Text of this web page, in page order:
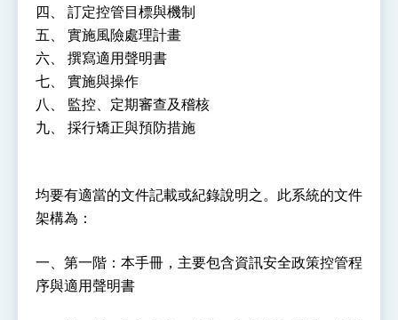
總統主持「台美經濟繁榮夥伴對話」記者會 說
明臺美合作三大戰略方向 盼與民主夥伴共同引
領 下一個世代的繁榮
外交部長林佳龍接受印尼「時代雜誌」專訪，闡
述印太安全局勢，籲深化台印尼半導體供應鏈合
作
外交部長林佳龍午宴歡迎美國聯邦參議員蓋耶哥
訪問團
外交部長林佳龍接見美國智庫「德國馬歇爾基金
會」訪問團一行，深化跨大西洋戰略夥伴關係
卓揆：臺美關稅談判階段性結果有助臺灣取得有
利戰略地位 全力支持「臺美對等貿易協定」簽署
外交部長林佳龍主持第35次「參與亞太經濟合作
策略小組」跨部會會議
民調顯示多數國人滿意政府外交表現，高度支持
四、 訂定控管目標與機制
五、 實施風險處理計畫
六、 撰寫適用聲明書
七、 實施與操作
八、 監控、定期審查及稽核
九、 採行矯正與預防措施
均要有適當的文件記載或紀錄說明之。此系統的文件
架構為：
一、第一階：本手冊，主要包含資訊安全政策控管程
序與適用聲明書